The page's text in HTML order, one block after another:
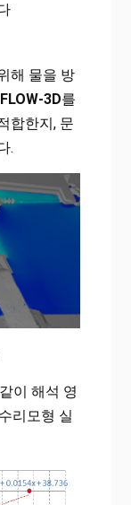
해 물을 방
FLOW-3D를
합한지, 문
.
이 해석 영
리모형 실